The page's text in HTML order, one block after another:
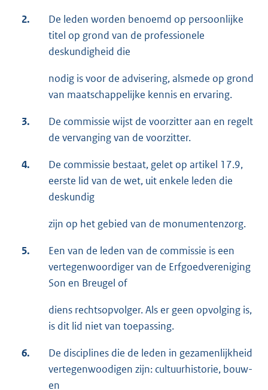
2.
De leden worden benoemd op persoonlijke
titel op grond van de professionele
deskundigheid die
nodig is voor de advisering, alsmede op grond
van maatschappelijke kennis en ervaring.
3.
De commissie wijst de voorzitter aan en regelt
de vervanging van de voorzitter.
4.
De commissie bestaat, gelet op artikel 17.9,
eerste lid van de wet, uit enkele leden die
deskundig
zijn op het gebied van de monumentenzorg.
5.
Een van de leden van de commissie is een
vertegenwoordiger van de Erfgoedvereniging
Son en Breugel of
diens rechtsopvolger. Als er geen opvolging is,
is dit lid niet van toepassing.
6.
De disciplines die de leden in gezamenlijkheid
vertegenwoodigen zijn: cultuurhistorie, bouw-
en